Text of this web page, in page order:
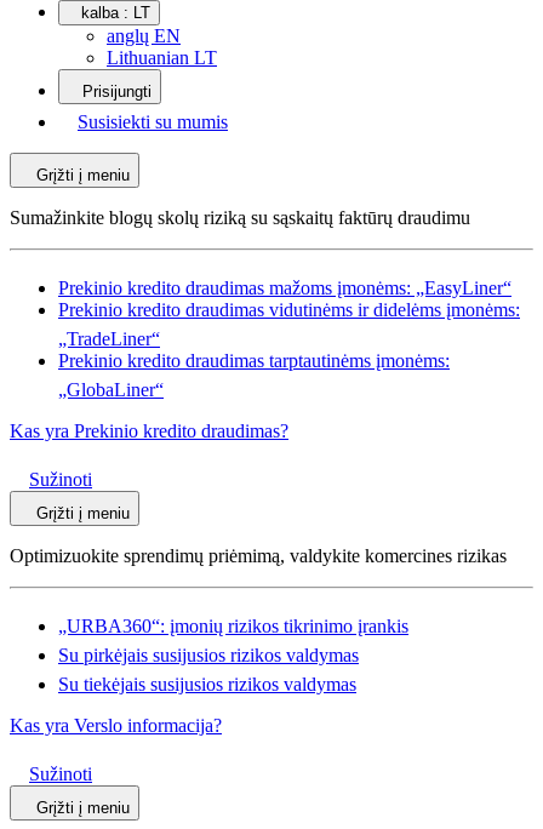
kalba : LT
anglų EN
Lithuanian LT
Prisijungti
Susisiekti su mumis
Grįžti į meniu
Sumažinkite blogų skolų riziką su sąskaitų faktūrų draudimu
Prekinio kredito draudimas mažoms įmonėms: „EasyLiner“
Prekinio kredito draudimas vidutinėms ir didelėms įmonėms:
„TradeLiner“
Prekinio kredito draudimas tarptautinėms įmonėms:
„GlobaLiner“
Kas yra Prekinio kredito draudimas?
Sužinoti
Grįžti į meniu
Optimizuokite sprendimų priėmimą, valdykite komercines rizikas
„URBA360“: įmonių rizikos tikrinimo įrankis
Su pirkėjais susijusios rizikos valdymas
Su tiekėjais susijusios rizikos valdymas
Kas yra Verslo informacija?
Sužinoti
Grįžti į meniu